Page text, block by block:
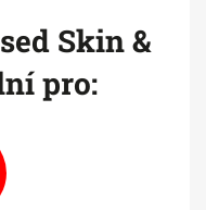
Skin &
pro: